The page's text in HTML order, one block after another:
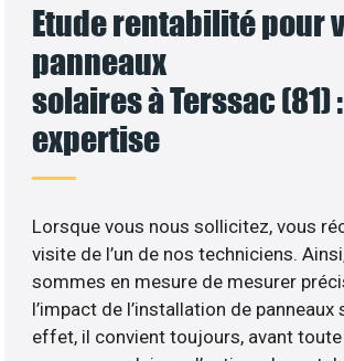
Etude rentabilité pour
panneaux
solaires à Terssac (81)
expertise
Lorsque vous nous sollicitez, vous
visite de l’un de nos techniciens.
sommes en mesure de mesurer
l’impact de l’installation de panneaux
effet, il convient toujours, avant